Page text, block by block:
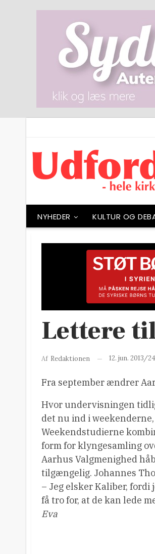
NYHEDER KULTUR OG
Lettere
Af Redaktionen 12. jun. 2013/24
Fra september ændrer
Hvor undervisningen
det nu ind i
Weekendstudierne
form for klyngesamling
Aarhus Valgmenighed
tilgængelig. Johannes
– Jeg elsker Kaliber, fordi
få tro for, at de kan lede
Eva